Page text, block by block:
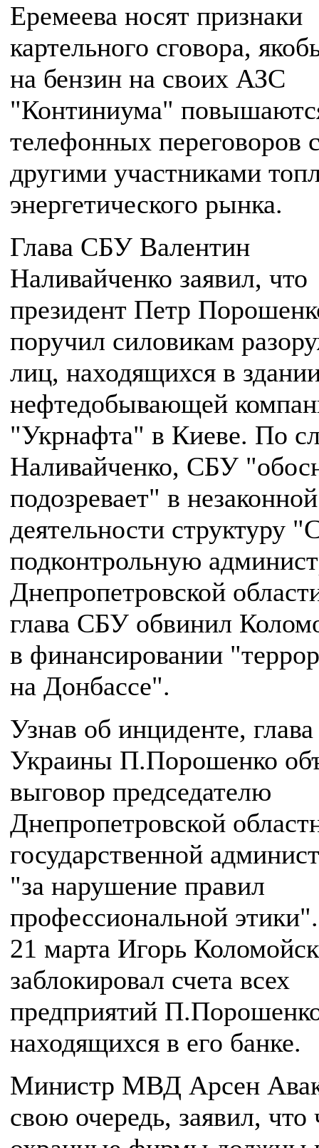
Еремеева носят признаки
картельного сговора,
на бензин на своих АЗС
"Континиума"
телефонных переговоров
другими участниками
энергетического рынка.
Глава СБУ Валентин
Наливайченко заявил, что
президент Петр
поручил силовикам
лиц, находящихся в
нефтедобывающей
"Укрнафта" в Киеве. По
Наливайченко, СБУ
подозревает" в незаконной
деятельности структуру
подконтрольную
Днепропетровской
глава СБУ обвинил
в финансировании
на Донбассе".
Узнав об инциденте, глава
Украины П.Порошенко
выговор председателю
Днепропетровской
государственной
"за нарушение правил
профессиональной
21 марта Игорь
заблокировал счета всех
предприятий
находящихся в его банке.
Министр МВД Арсен
свою очередь, заявил, что